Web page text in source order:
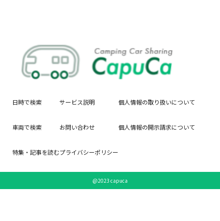
日時で検索
車両で検索
特集・記事を読む
サービス説明
お問い合わせ
プライバシーポリシー
個人情報の取り扱いについて
個人情報の開示請求について
@2023 capuca